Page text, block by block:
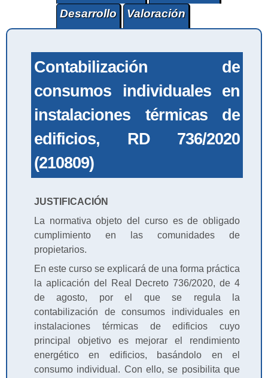
Desarrollo
Valoración
Contabilización de
consumos individuales en
instalaciones térmicas de
edificios, RD 736/2020
(210809)
JUSTIFICACIÓN
La normativa objeto del curso es de obligado
cumplimiento en las comunidades de
propietarios.
En este curso se explicará de una forma práctica
la aplicación del Real Decreto 736/2020, de 4
de agosto, por el que se regula la
contabilización de consumos individuales en
instalaciones térmicas de edificios cuyo
principal objetivo es mejorar el rendimiento
energético en edificios, basándolo en el
consumo individual. Con ello, se posibilita que